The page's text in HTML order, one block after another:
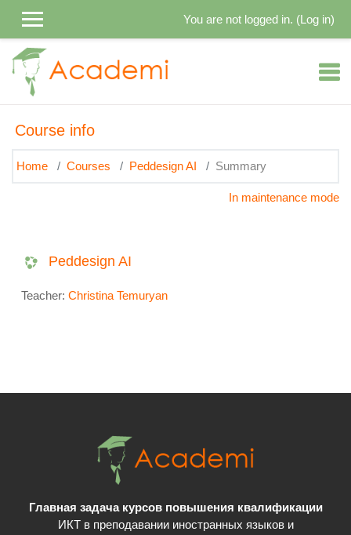
You are not logged in. (Log in)
Course info
Home Courses Peddesign AI Summary
In maintenance mode
Peddesign AI
Teacher: Christina Temuryan
Главная задача курсов повышения квалификации
ИКТ в преподавании иностранных языков и